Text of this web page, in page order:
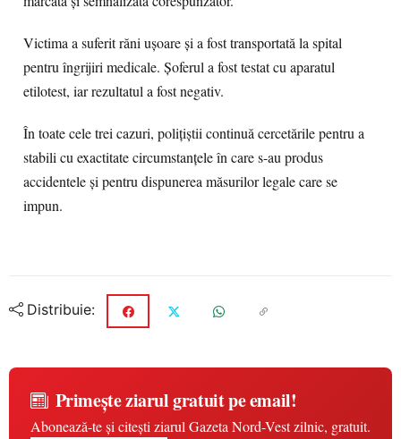
Victima a suferit răni ușoare și a fost transportată la spital
pentru îngrijiri medicale. Șoferul a fost testat cu aparatul
etilotest, iar rezultatul a fost negativ.
În toate cele trei cazuri, polițiștii continuă cercetările pentru a
stabili cu exactitate circumstanțele în care s-au produs
accidentele și pentru dispunerea măsurilor legale care se
impun.
Distribuie:
Primește ziarul gratuit pe email!
Abonează-te și citești ziarul Gazeta Nord-Vest zilnic, gratuit.